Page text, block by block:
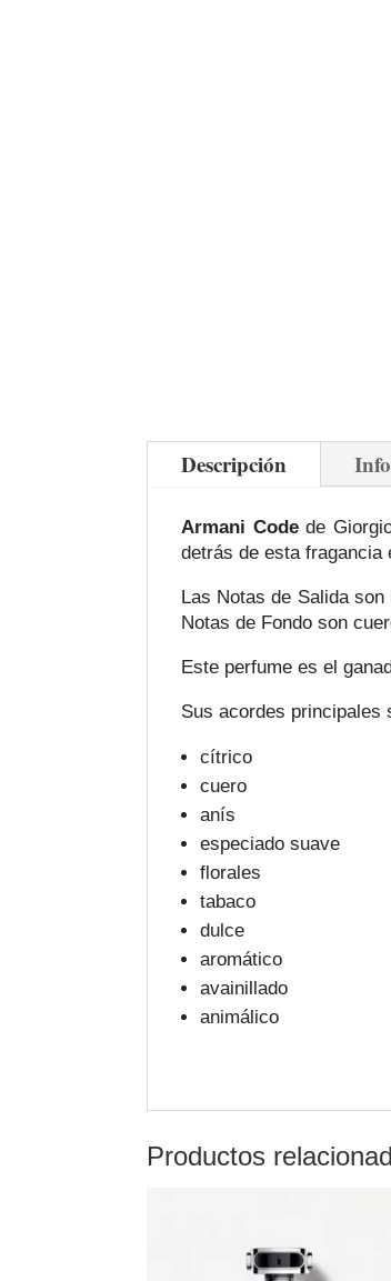
Descripción
Armani Codede
detrás de esta fragancia
Las Notas de Salida
Notas de Fondo son
Este perfume es el
Sus acordes principales
cítrico
cuero
anís
especiado suave
florales
tabaco
dulce
aromático
avainillado
animálico
Productos